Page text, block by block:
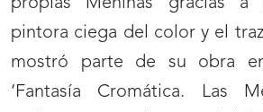
propias Meninas gracias a
pintora ciega del color y el
mostró parte de su obra
‘Fantasía Cromática. Las